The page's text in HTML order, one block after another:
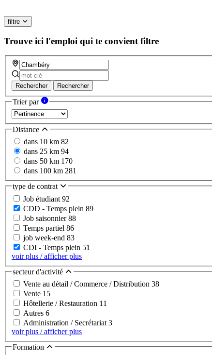
filtre
Trouve ici l'emploi qui te convient filtre
Rechercher Rechercher
Trier par
Distance
dans 10 km 82
dans 25 km 94
dans 50 km 170
dans 100 km 281
type de contrat
Job étudiant 92
CDD - Temps plein 89
Job saisonnier88
Temps partiel 86
job week-end 83
CDI - Temps plein 51
voir plus / afficher plus
secteur d'activité
Vente au détail / Commerce / Distribution 38
Vente 15
Hôtellerie / Restauration 11
Autres 6
Administration / Secrétariat3
voir plus / afficher plus
Formation